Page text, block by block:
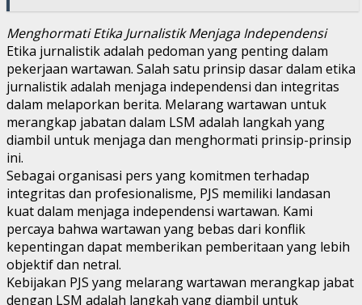
Menghormati Etika Jurnalistik Menjaga Independensi
Etika jurnalistik adalah pedoman yang penting dalam
pekerjaan wartawan. Salah satu prinsip dasar dalam etika
jurnalistik adalah menjaga independensi dan integritas
dalam melaporkan berita. Melarang wartawan untuk
merangkap jabatan dalam LSM adalah langkah yang
diambil untuk menjaga dan menghormati prinsip-prinsip
ini.
Sebagai organisasi pers yang komitmen terhadap
integritas dan profesionalisme, PJS memiliki landasan
kuat dalam menjaga independensi wartawan. Kami
percaya bahwa wartawan yang bebas dari konflik
kepentingan dapat memberikan pemberitaan yang lebih
objektif dan netral.
Kebijakan PJS yang melarang wartawan merangkap jabat
dengan LSM adalah langkah yang diambil untuk